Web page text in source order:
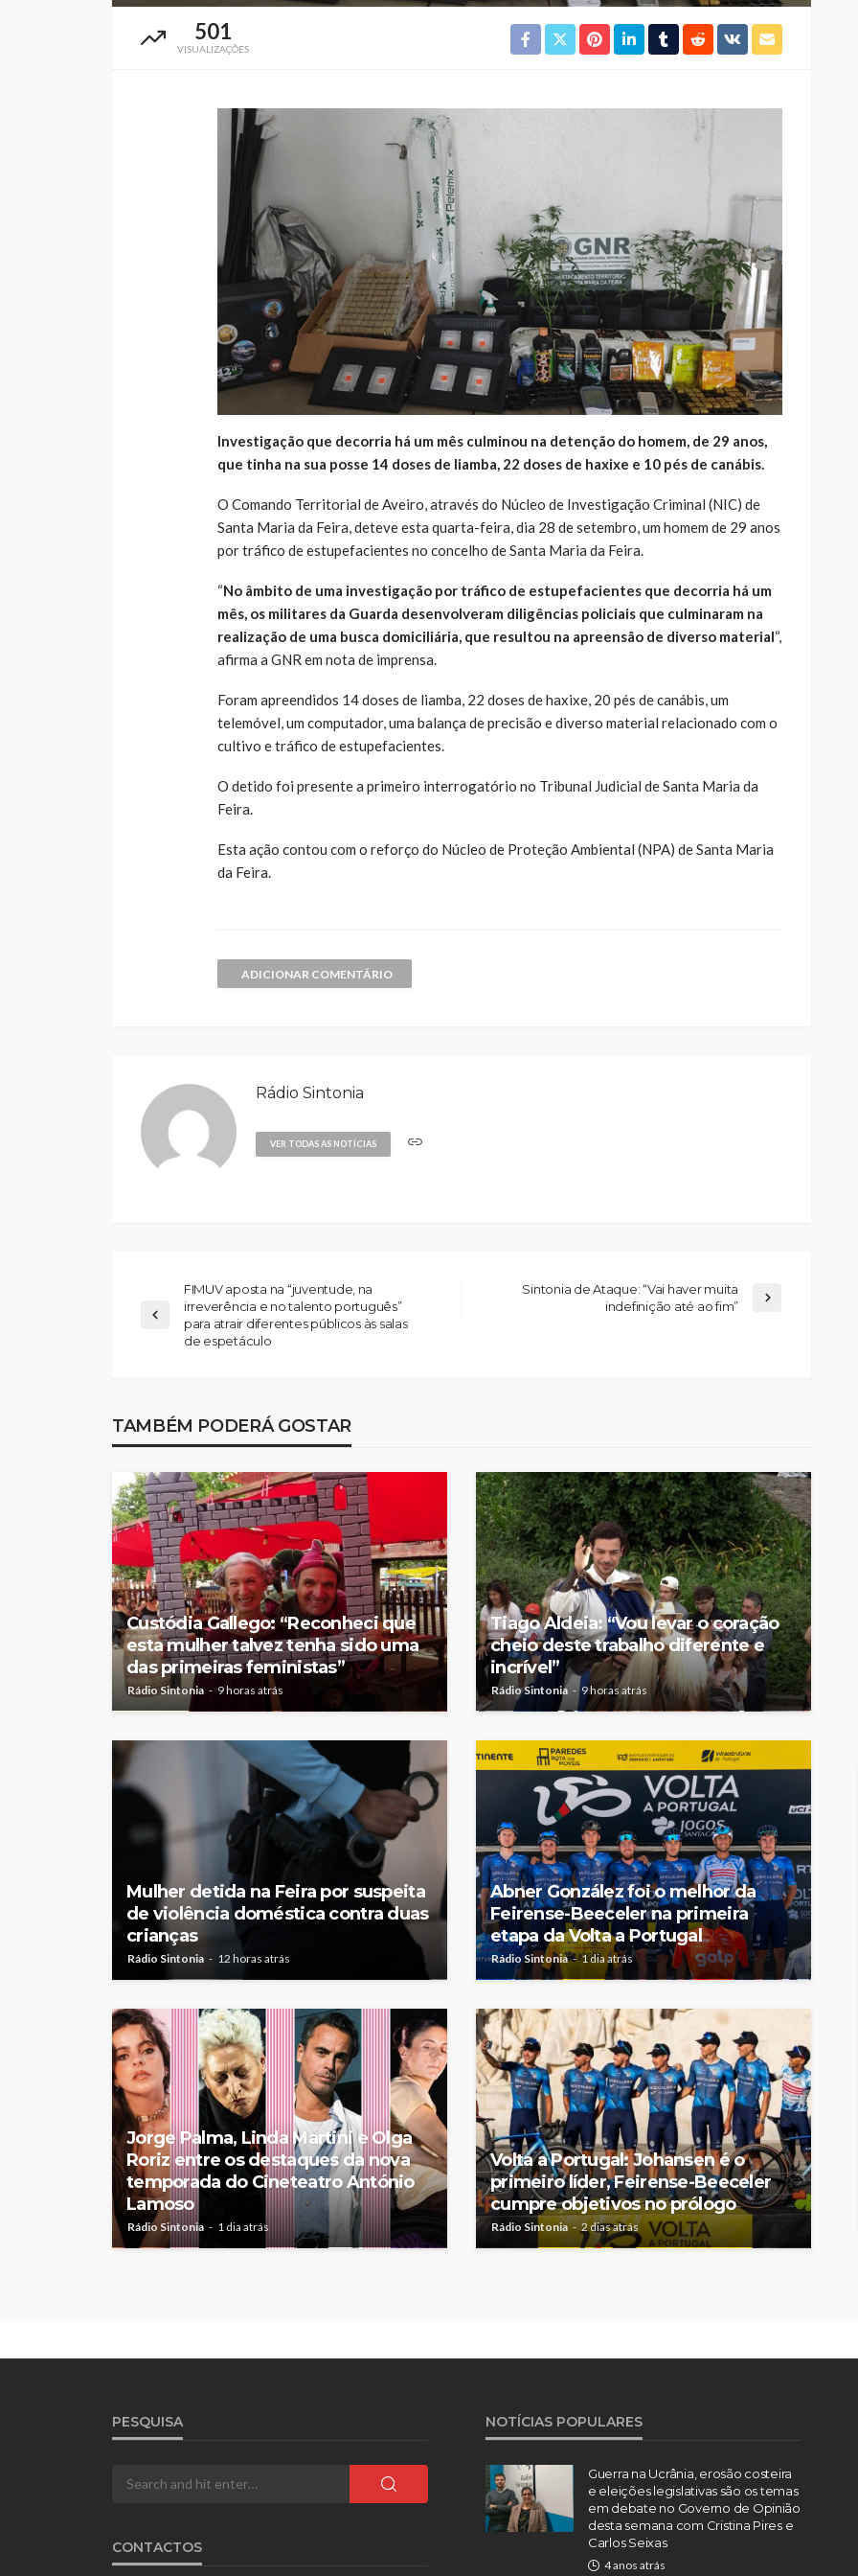
501
VISUALIZAÇÕES
Investigação que decorria há um mês culminou na detenção do homem, de 29 anos,
que tinha na sua posse 14 doses de liamba, 22 doses de haxixe e 10 pés de canábis.
O Comando Territorial de Aveiro, através do Núcleo de Investigação Criminal (NIC) de
Santa Maria da Feira, deteve esta quarta-feira, dia 28 de setembro, um homem de 29 anos
por tráfico de estupefacientes no concelho de Santa Maria da Feira.
“No âmbito de uma investigação por tráfico de estupefacientes que decorria há um
mês, os militares da Guarda desenvolveram diligências policiais que culminaram na
realização de uma busca domiciliária, que resultou na apreensão de diverso material“,
afirma a GNR em nota de imprensa.
Foram apreendidos 14 doses de liamba, 22 doses de haxixe, 20 pés de canábis, um
telemóvel, um computador, uma balança de precisão e diverso material relacionado com o
cultivo e tráfico de estupefacientes.
O detido foi presente a primeiro interrogatório no Tribunal Judicial de Santa Maria da
Feira.
Esta ação contou com o reforço do Núcleo de Proteção Ambiental (NPA) de Santa Maria
da Feira.
ADICIONAR COMENTÁRIO
Rádio Sintonia
VER TODAS AS NOTÍCIAS
FIMUV aposta na “juventude, na
irreverência e no talento português”
para atrair diferentes públicos às salas
de espetáculo
Sintonia de Ataque: “Vai haver muita
indefinição até ao fim”
TAMBÉM PODERÁ GOSTAR
Custódia Gallego: “Reconheci que
esta mulher talvez tenha sido uma
das primeiras feministas”
Rádio Sintonia 9 horas atrás
Tiago Aldeia: “Vou levar o coração
cheio deste trabalho diferente e
incrível”
Rádio Sintonia 9 horas atrás
Mulher detida na Feira por suspeita
de violência doméstica contra duas
crianças
Rádio Sintonia 12 horas atrás
Abner González foi o melhor da
Feirense-Beeceler na primeira
etapa da Volta a Portugal
Rádio Sintonia 1 dia atrás
Jorge Palma, Linda Martini e Olga
Roriz entre os destaques da nova
temporada do Cineteatro António
Lamoso
Rádio Sintonia 1 dia atrás
Volta a Portugal: Johansen é o
primeiro líder, Feirense-Beeceler
cumpre objetivos no prólogo
Rádio Sintonia 2 dias atrás
Beeceler na primeira etapa
Rádio Sintonia 1 dia atrás Rádio Sintonia 9 horas atrás
PESQUISA
CONTACTOS
NOTÍCIAS POPULARES
Guerra na Ucrânia, erosão costeira
e eleições legislativas são os temas
em debate no Governo de Opinião
desta semana com Cristina Pires e
Carlos Seixas
4 anos atrás